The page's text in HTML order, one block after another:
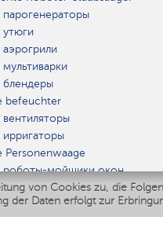
von Cookies zu, die
Daten erfolgt zur
befeuchter
Personenwaage
роботы-мойщики окон
Multikocher
IQ Home